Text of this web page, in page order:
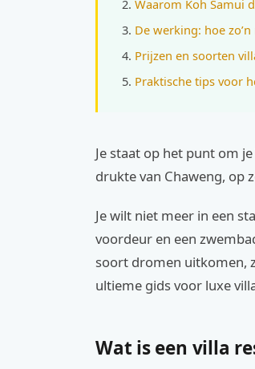
Waarom Koh Samui
De werking: hoe
Prijzen en soorten
Praktische tips voor
Je staat op het punt om
drukte van Chaweng, op
Je wilt niet meer in een
voordeur en een
soort dromen uitkomen,
ultieme gids voor luxe
Wat is een villa